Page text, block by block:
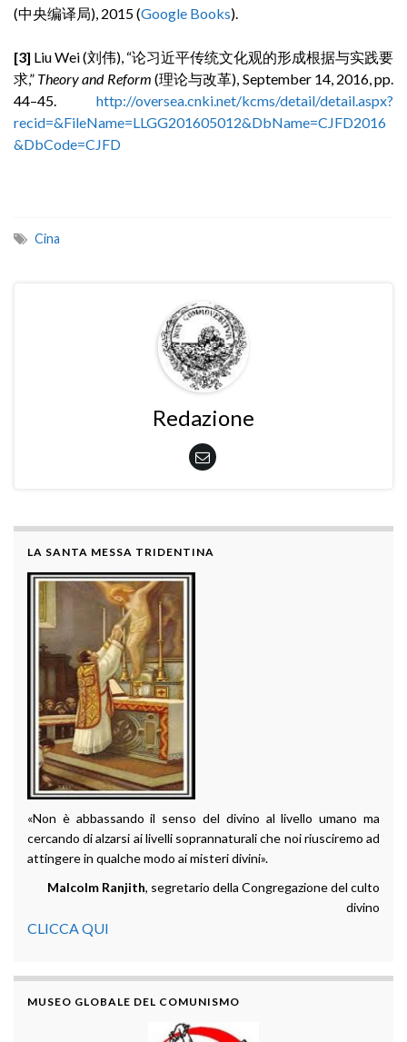
(中央编译局), 2015 (Google Books).
[3] Liu Wei (刘伟), “论习近平传统文化观的形成根据与实践要
求,” Theory and Reform (理论与改革), September 14, 2016, pp.
44–45. http://oversea.cnki.net/kcms/detail/detail.aspx?
recid=&FileName=LLGG201605012&DbName=CJFD2016
&DbCode=CJFD
Cina
Redazione
LA SANTA MESSA TRIDENTINA
«Non è abbassando il senso del divino al livello umano ma
cercando di alzarsi ai livelli soprannaturali che noi riusciremo ad
attingere in qualche modo ai misteri divini».
Malcolm Ranjith, segretario della Congregazione del culto
divino
CLICCA QUI
MUSEO GLOBALE DEL COMUNISMO